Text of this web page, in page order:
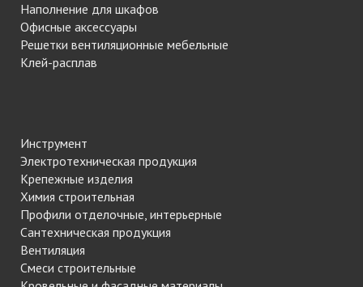
Наполнение для шкафов
Офисные аксессуары
Решетки вентиляционные мебельные
Клей-расплав
Инструмент
Электротехническая продукция
Крепежные изделия
Химия строительная
Профили отделочные, интерьерные
Сантехническая продукция
Вентиляция
Смеси строительные